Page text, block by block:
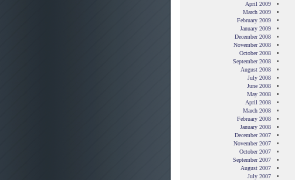
April 2009
March 2009
February 2009
January 2009
December 2008
November 2008
October 2008
September 2008
August 2008
July 2008
June 2008
May 2008
April 2008
March 2008
February 2008
January 2008
December 2007
November 2007
October 2007
September 2007
August 2007
July 2007